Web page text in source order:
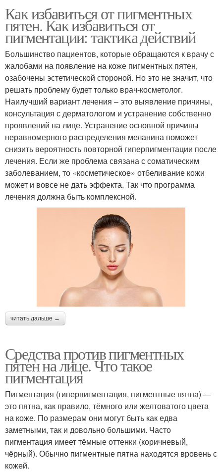
Как избавиться от пигментных
пятен. Как избавиться от
пигментации: тактика действий
Большинство пациентов, которые обращаются к врачу с
жалобами на появление на коже пигментных пятен,
озабочены эстетической стороной. Но это не значит, что
решать проблему будет только врач-косметолог.
Наилучший вариант лечения – это выявление причины,
консультация с дерматологом и устранение собственно
проявлений на лице. Устранение основной причины
неравномерного распределения меланина поможет
снизить вероятность повторной гиперпигментации после
лечения. Если же проблема связана с соматическим
заболеванием, то «косметическое» отбеливание кожи
может и вовсе не дать эффекта. Так что программа
лечения должна быть комплексной.
читать дальше →
Средства против пигментных
пятен на лице. Что такое
пигментация
Пигментация (гиперпигментация, пигментные пятна) —
это пятна, как правило, тёмного или желтоватого цвета
на коже. По размерам они могут быть как едва
заметными, так и довольно большими. Часто
пигментация имеет тёмные оттенки (коричневый,
чёрный). Обычно пигментные пятна находятся вровень с
кожей.